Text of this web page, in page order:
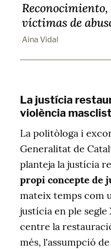
víctimas de
Aina Vidal
La justícia
violència
La politòloga i
Generalitat de
planteja la justícia
propi concepte de
mateix temps com
justícia en ple
centre la
més, l'assumpció